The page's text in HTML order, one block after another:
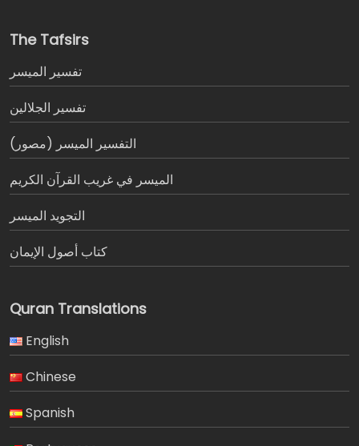
The Tafsirs
تفسير المیسر
تفسير الجلالين
التفسير الميسر (مصور)
الميسر في غريب القرآن الكريم
التجويد الميسر
كتاب أصول الإيمان
Quran Translations
English
Chinese
Spanish